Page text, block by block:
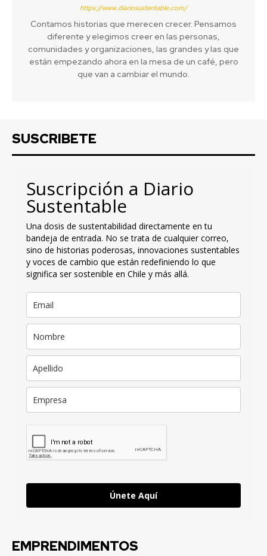
https://www.diariosustentable.com/
Contamos historias que merecen crecer. Pensamos
diferente y elegimos creer en las personas,
comunidades y organizaciones, las grandes y las que
están empezando ahora en la mesa de un café, pero
que van a cambiar el mundo.
SUSCRIBETE
Suscripción a Diario
Sustentable
Una dosis de sustentabilidad directamente en tu
bandeja de entrada. No se trata de cualquier correo,
sino de historias poderosas, innovaciones sustentables
y voces de cambio que están redefiniendo lo que
significa ser sostenible en Chile y más allá.
Únete Aquí
EMPRENDIMENTOS